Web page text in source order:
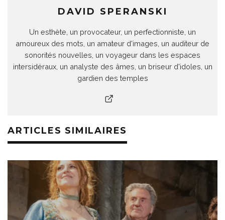
DAVID SPERANSKI
Un esthète, un provocateur, un perfectionniste, un
amoureux des mots, un amateur d'images, un auditeur de
sonorités nouvelles, un voyageur dans les espaces
intersidéraux, un analyste des âmes, un briseur d'idoles, un
gardien des temples
ARTICLES SIMILAIRES